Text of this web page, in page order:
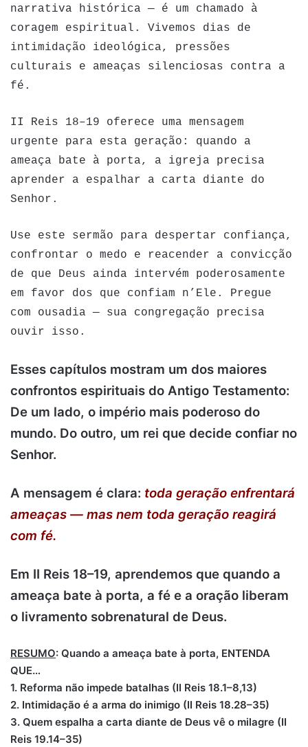
narrativa histórica — é um chamado à
coragem espiritual. Vivemos dias de
intimidação ideológica, pressões
culturais e ameaças silenciosas contra a
fé.
II Reis 18–19 oferece uma mensagem
urgente para esta geração: quando a
ameaça bate à porta, a igreja precisa
aprender a espalhar a carta diante do
Senhor.
Use este sermão para despertar confiança,
confrontar o medo e reacender a convicção
de que Deus ainda intervém poderosamente
em favor dos que confiam n’Ele. Pregue
com ousadia — sua congregação precisa
ouvir isso.
Esses capítulos mostram um dos maiores
confrontos espirituais do Antigo Testamento:
De um lado, o império mais poderoso do
mundo. Do outro, um rei que decide confiar no
Senhor.
A mensagem é clara: toda geração enfrentará
ameaças — mas nem toda geração reagirá
com fé.
Em II Reis 18–19, aprendemos que quando a
ameaça bate à porta, a fé e a oração liberam
o livramento sobrenatural de Deus.
RESUMO: Quando a ameaça bate à porta, ENTENDA
QUE…
1. Reforma não impede batalhas (II Reis 18.1–8,13)
2. Intimidação é a arma do inimigo (II Reis 18.28–35)
3. Quem espalha a carta diante de Deus vê o milagre (II
Reis 19.14–35)